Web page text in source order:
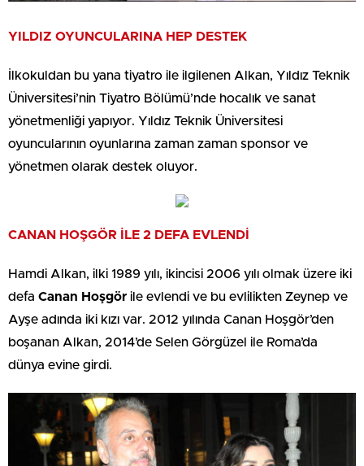
YILDIZ OYUNCULARINA HEP DESTEK
İlkokuldan bu yana tiyatro ile ilgilenen Alkan, Yıldız Teknik
Üniversitesi’nin Tiyatro Bölümü’nde hocalık ve sanat
yönetmenliği yapıyor. Yıldız Teknik Üniversitesi
oyuncularının oyunlarına zaman zaman sponsor ve
yönetmen olarak destek oluyor.
CANAN HOŞGÖR İLE 2 DEFA EVLENDİ
Hamdi Alkan, ilki 1989 yılı, ikincisi 2006 yılı olmak üzere iki
defa Canan Hoşgör ile evlendi ve bu evlilikten Zeynep ve
Ayşe adında iki kızı var. 2012 yılında Canan Hoşgör’den
boşanan Alkan, 2014’de Selen Görgüzel ile Roma’da
dünya evine girdi.